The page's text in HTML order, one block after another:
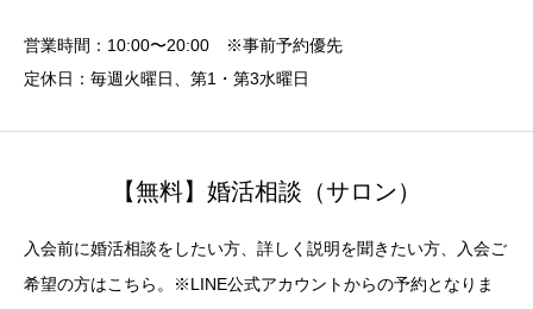
営業時間：10:00〜20:00 ※事前予約優先
定休日：毎週火曜日、第1・第3水曜日
【無料】婚活相談（サロン）
入会前に婚活相談をしたい方、詳しく説明を聞きたい方、入会ご
希望の方はこちら。※LINE公式アカウントからの予約となりま